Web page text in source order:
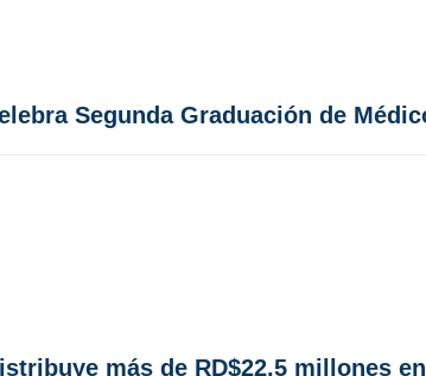
Segunda Graduación de
más de RD$22.5 millones